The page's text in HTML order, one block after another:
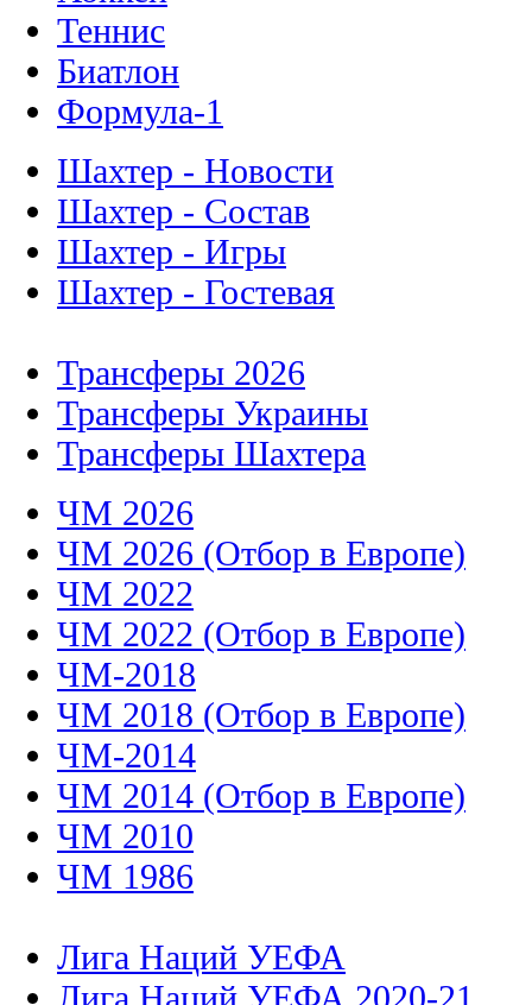
Теннис
Биатлон
Формула-1
Шахтер - Новости
Шахтер - Состав
Шахтер - Игры
Шахтер - Гостевая
Трансферы 2026
Трансферы Украины
Трансферы Шахтера
ЧМ 2026
ЧМ 2026 (Отбор в Европе)
ЧМ 2022
ЧМ 2022 (Отбор в Европе)
ЧМ-2018
ЧМ 2018 (Отбор в Европе)
ЧМ-2014
ЧМ 2014 (Отбор в Европе)
ЧМ 2010
ЧМ 1986
Лига Наций УЕФА
Лига Наций УЕФА 2020-21